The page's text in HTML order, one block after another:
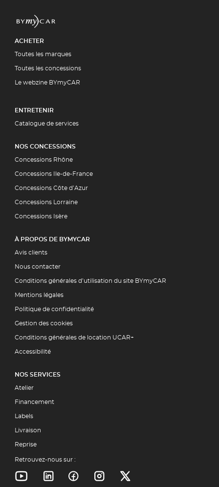
ACHETER
Toutes les marques
Toutes les concessions
Le webzine BYmyCAR
ENTRETENIR
Catalogue de services
NOS CONCESSIONS
Concessions Rhône
Concessions Ile-de-France
Concessions Côte d’Azur
Concessions Lorraine
Concessions Isère
À PROPOS DE BYMYCAR
Avis clients
Nous contacter
Conditions générales d’utilisation du site BYmyCAR
Mentions légales
Politique de confidentialité
Gestion des cookies
Conditions générales de location UCAR+
Accessibilité
NOS SERVICES
Atelier
Financement
Labels
Livraison
Reprise
Retrouvez-nous sur :